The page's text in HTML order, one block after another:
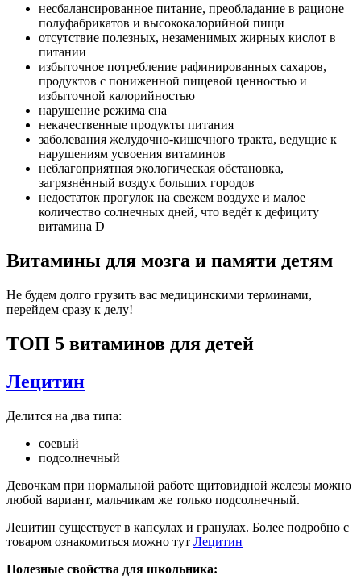
несбалансированное питание, преобладание в рационе
полуфабрикатов и высококалорийной пищи
отсутствие полезных, незаменимых жирных кислот в
питании
избыточное потребление рафинированных сахаров,
продуктов с пониженной пищевой ценностью и
избыточной калорийностью
нарушение режима сна
некачественные продукты питания
заболевания желудочно-кишечного тракта, ведущие к
нарушениям усвоения витаминов
неблагоприятная экологическая обстановка,
загрязнённый воздух больших городов
недостаток прогулок на свежем воздухе и малое
количество солнечных дней, что ведёт к дефициту
витамина D
Витамины для мозга и памяти детям
Не будем долго грузить вас медицинскими терминами,
перейдем сразу к делу!
ТОП 5 витаминов для детей
Лецитин
Делится на два типа:
соевый
подсолнечный
Девочкам при нормальной работе щитовидной железы можно
любой вариант, мальчикам же только подсолнечный.
Лецитин существует в капсулах и гранулах. Более подробно с
товаром ознакомиться можно тут Лецитин
Полезные свойства для школьника: